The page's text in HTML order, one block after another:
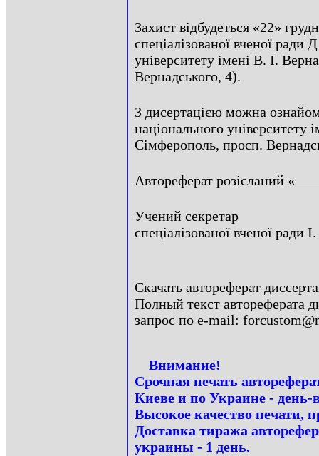
Захист відбудеться «22»
спеціалізованої вченої ради
університету імені В. І.
Вернадського, 4).
З дисертацією можна
національного університету
Сімферополь, просп.
Автореферат розісланий
Учений секретар
спеціалізованої вченої ради
Скачать автореферат
Полный текст автореферата
запрос по e-mail:
Внимание!
Срочная печать
Киеве и по Украине - день-
Высокое качество печати,
Доставка тиража
украины - 1 день.